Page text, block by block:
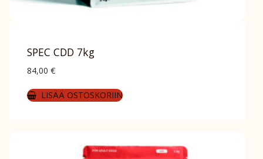
SPEC CDD 7kg
84,00 €
LISÄÄ OSTOSKORIIN